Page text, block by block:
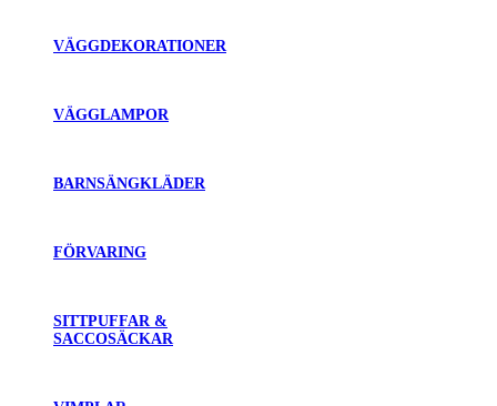
VÄGGDEKORATIONER
VÄGGLAMPOR
BARNSÄNGKLÄDER
FÖRVARING
SITTPUFFAR &
SACCOSÄCKAR